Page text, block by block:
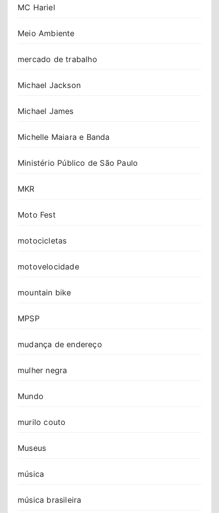
MC Hariel
Meio Ambiente
mercado de trabalho
Michael Jackson
Michael James
Michelle Maiara e Banda
Ministério Público de São Paulo
MKR
Moto Fest
motocicletas
motovelocidade
mountain bike
MPSP
mudança de endereço
mulher negra
Mundo
murilo couto
Museus
música
música brasileira